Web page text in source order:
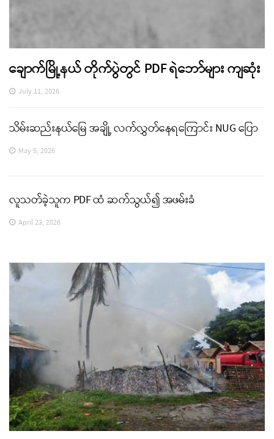
ချောက်မြို့နယ် တိုက်ပွဲတွင် PDF ရဲဘော်များ ကျဆုံး
July 11, 2026
သိမ်းဆည်းနယ်မြေ အချို့ လက်လွှတ်နေရကြောင်း NUG ပြော
May 5, 2026
လူသတ်ခဲ့သူက PDF ထံ ဆက်သွယ်၍ အဖမ်းခံ
April 23, 2026